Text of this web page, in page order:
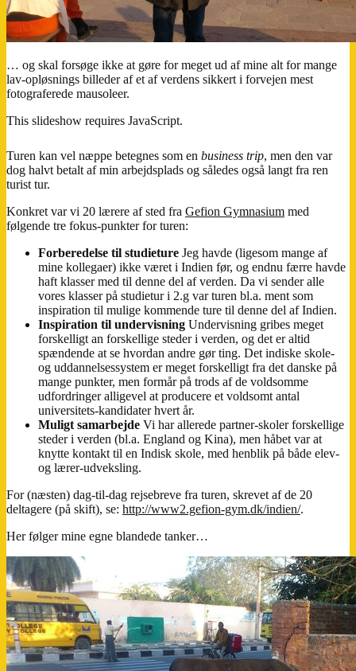
… og skal forsøge ikke at gøre for meget ud af mine alt for mange
lav-opløsnings billeder af et af verdens sikkert i forvejen mest
fotograferede mausoleer.
This slideshow requires JavaScript.
Turen kan vel næppe betegnes som en business trip, men den var
dog halvt betalt af min arbejdsplads og således også langt fra ren
turist tur.
Konkret var vi 20 lærere af sted fra Gefion Gymnasium med
følgende tre fokus-punkter for turen:
Forberedelse til studieture Jeg havde (ligesom mange af
mine kollegaer) ikke været i Indien før, og endnu færre havde
haft klasser med til denne del af verden. Da vi sender alle
vores klasser på studietur i 2.g var turen bl.a. ment som
inspiration til mulige kommende ture til denne del af Indien.
Inspiration til undervisning Undervisning gribes meget
forskelligt an forskellige steder i verden, og det er altid
spændende at se hvordan andre gør ting. Det indiske skole-
og uddannelsessystem er meget forskelligt fra det danske på
mange punkter, men formår på trods af de voldsomme
udfordringer alligevel at producere et voldsomt antal
universitets-kandidater hvert år.
Muligt samarbejde Vi har allerede partner-skoler forskellige
steder i verden (bl.a. England og Kina), men håbet var at
knytte kontakt til en Indisk skole, med henblik på både elev-
og lærer-udveksling.
For (næsten) dag-til-dag rejsebreve fra turen, skrevet af de 20
deltagere (på skift), se: http://www2.gefion-gym.dk/indien/.
Her følger mine egne blandede tanker…